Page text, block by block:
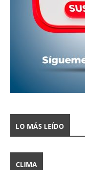
LO MÁS LEÍDO
CLIMA